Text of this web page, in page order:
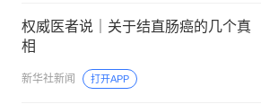
权威医者说｜关于结直肠癌的几个真
相
新华社新闻 打开APP